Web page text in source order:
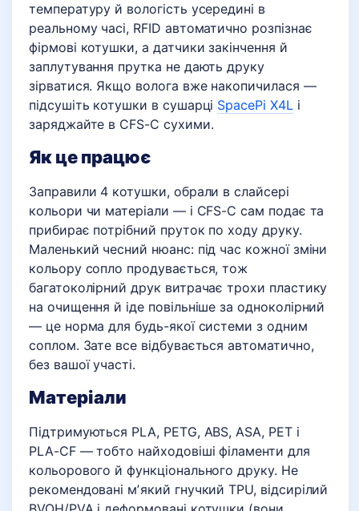
температуру й вологість усередині в
реальному часі, RFID автоматично розпізнає
фірмові котушки, а датчики закінчення й
заплутування прутка не дають друку
зірватися. Якщо волога вже накопичилася —
підсушіть котушки в сушарці SpacePi X4Lі
заряджайте в CFS-C сухими.
Як це працює
Заправили 4 котушки, обрали в слайсері
кольори чи матеріали — і CFS-C сам подає та
прибирає потрібний пруток по ходу друку.
Маленький чесний нюанс: під час кожної зміни
кольору сопло продувається, тож
багатоколірний друк витрачає трохи пластику
на очищення й іде повільніше за одноколірний
— це норма для будь-якої системи з одним
соплом. Зате все відбувається автоматично,
без вашої участі.
Матеріали
Підтримуються PLA, PETG, ABS, ASA, PET і
PLA-CF — тобто найходовіші філаменти для
кольорового й функціонального друку. Не
рекомендовані мʼякий гнучкий TPU, відсирілий